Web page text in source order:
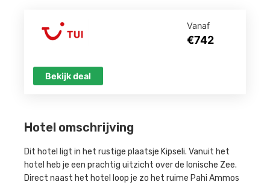
Hotel omschrijving
Dit hotel ligt in het rustige plaatsje Kipseli. Vanuit het
hotel heb je een prachtig uitzicht over de Ionische Zee.
Direct naast het hotel loop je zo het ruime Pahi Ammos
Vanaf
€742
Bekijk deal